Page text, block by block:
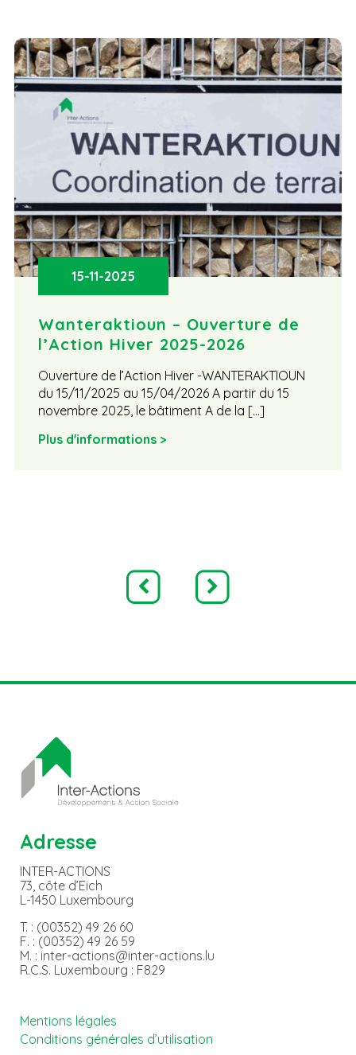
15-11-2025
Wanteraktioun – Ouverture de
l’Action Hiver 2025-2026
Ouverture de l’Action Hiver -WANTERAKTIOUN
du 15/11/2025 au 15/04/2026 A partir du 15
novembre 2025, le bâtiment A de la […]
Plus d'informations >
Adresse
INTER-ACTIONS
73, côte d’Eich
L-1450 Luxembourg
T. : (00352) 49 26 60
F. : (00352) 49 26 59
M. : inter-actions@inter-actions.lu
R.C.S. Luxembourg : F829
Mentions légales
Conditions générales d’utilisation